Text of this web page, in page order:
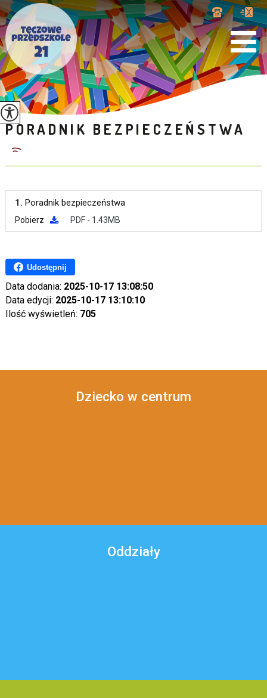
PORADNIK BEZPIECZEŃSTWA
1. Poradnik bezpieczeństwa
Pobierz PDF - 1.43MB
Udostępnij
Data dodania: 2025-10-17 13:08:50
Data edycji: 2025-10-17 13:10:10
Ilość wyświetleń: 705
Dziecko w centrum
Oddziały